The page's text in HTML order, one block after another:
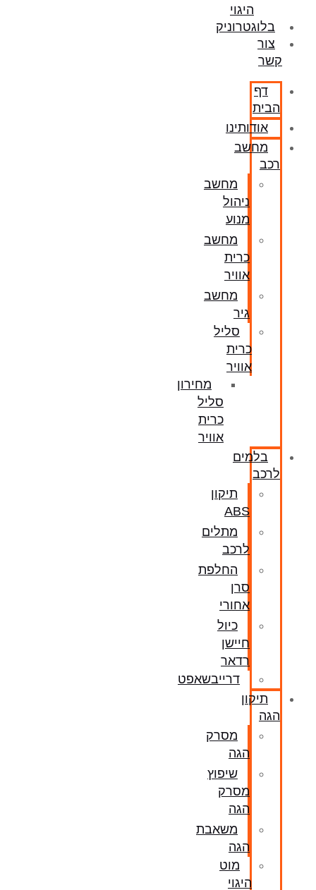
היגוי
בלוגטרוניק
צור
קשר
דף
הבית
אודותינו
מחשב
רכב
מחשב
ניהול
מנוע
מחשב
כרית
אוויר
מחשב
גיר
סליל
כרית
אוויר
מחירון
סליל
כרית
אוויר
בלמים
לרכב
תיקון
ABS
מתלים
לרכב
החלפת
סרן
אחורי
כיול
חיישן
רדאר
דרייבשאפט
תיקון
הגה
מסרק
הגה
שיפוץ
מסרק
הגה
משאבת
הגה
מוט
היגוי